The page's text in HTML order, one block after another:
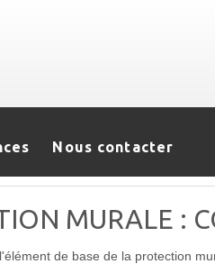
Nous contacter
MURALE :
de base de la protection